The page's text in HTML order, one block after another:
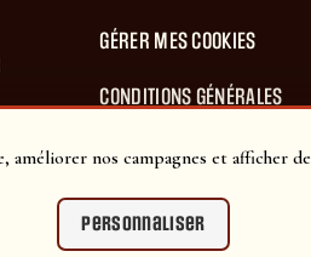
nos campagnes et afficher
Personnaliser
GÉRER MES COOKIES
CONDITIONS GÉNÉRALES
CONDITIONS GÉNÉRALES DE